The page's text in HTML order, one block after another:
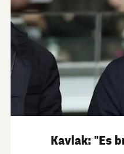
Kavlak: "Es